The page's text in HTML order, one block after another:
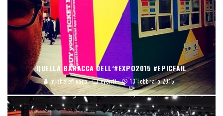
QUELLA BARACCA DELL’#EXPO2015 #EPICFAIL
micheleficara eventi 13 Febbraio 2015